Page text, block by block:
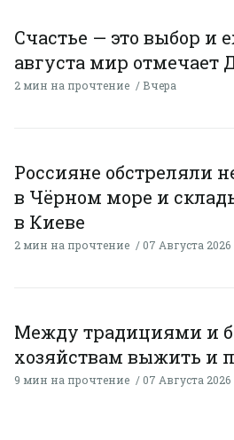
Счастье — это выбор и
августа мир отмечает
2 мин на прочтение Вчера
Россияне обстреляли
в Чёрном море и
в Киеве
2 мин на прочтение 07 Августа 2026
Между традициями и
хозяйствам выжить и
9 мин на прочтение 07 Августа 2026